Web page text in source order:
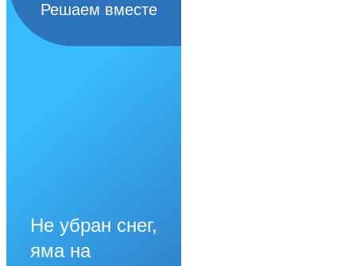
Решаем вместе
Не убран снег,
яма на